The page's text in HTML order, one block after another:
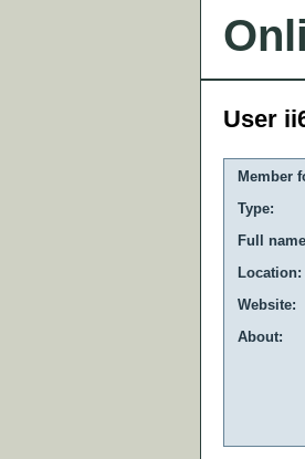
User
Member
Type:
Full
Location:
Website:
About: